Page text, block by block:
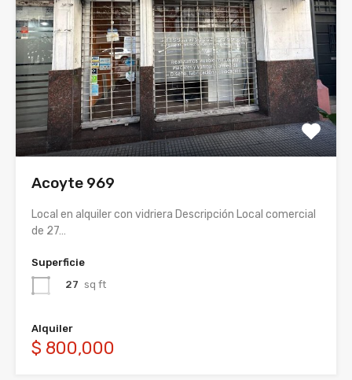
Acoyte 969
Local en alquiler con vidriera Descripción Local comercial
de 27…
Superficie
27 sq ft
Alquiler
$ 800,000